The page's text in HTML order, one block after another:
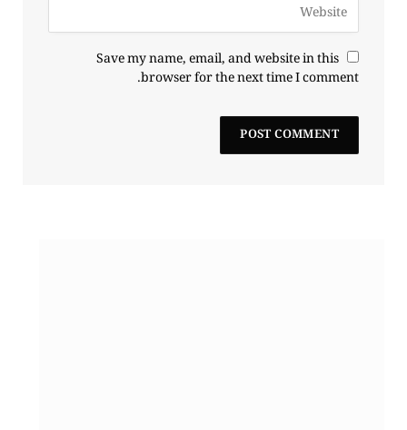
Save my name, email, and website in this
browser for the next time I comment.